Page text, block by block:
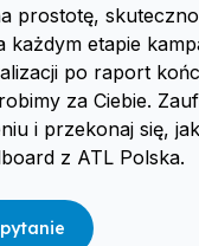
prostotę,
każdym etapie
po raport
za Ciebie.
i przekonaj się,
z ATL Polska.